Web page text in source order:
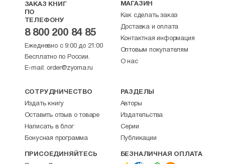
ЗАКАЗ КНИГ
ПО
ТЕЛЕФОНУ
8 800 200 84 85
Ежедневно с 9:00 до 21:00
Бесплатно по России.
E-mail: order@zyorna.ru
МАГАЗИН
Как сделать заказ
Доставка и оплата
Контактная информация
Оптовым покупателям
О нас
СОТРУДНИЧЕСТВО
Издать книгу
Оставить отзыв о товаре
Написать в блог
Бонусная программа
РАЗДЕЛЫ
Авторы
Издательства
Серии
Публикации
ПРИСОЕДИНЯЙТЕСЬ
БЕЗНАЛИЧНАЯ ОПЛАТА